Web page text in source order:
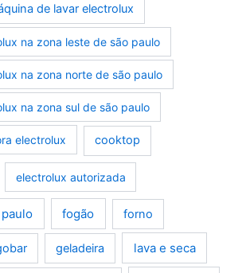
de lavar electrolux
na zona leste de são paulo
na zona norte de são paulo
na zona sul de são paulo
electrolux cooktop
electrolux autorizada
fogão forno
geladeira lava e seca